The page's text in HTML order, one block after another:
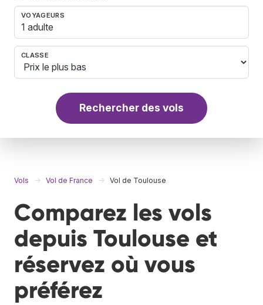
VOYAGEURS
1 adulte
CLASSE
Rechercher des vols
Vols Vol de France Vol de Toulouse
Comparez les vols
depuis Toulouse et
réservez où vous
préférez